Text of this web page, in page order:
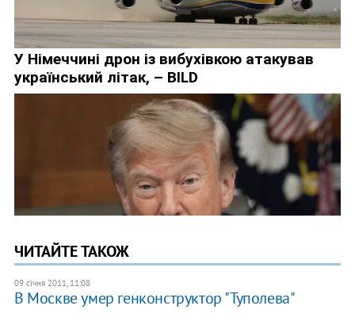
ЧИТАЙТЕ ТАКОЖ
09 січня 2011, 11:08
В Москве умер генконструктор "Туполева"